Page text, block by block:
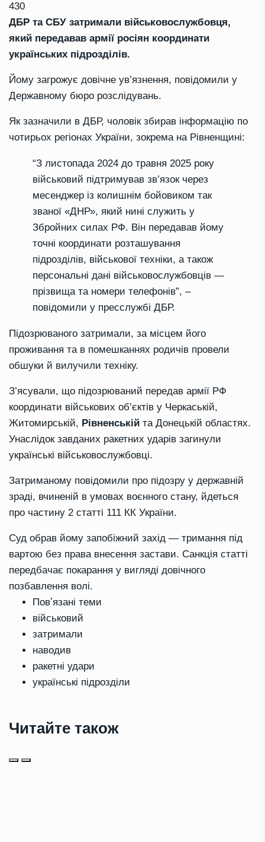
430
ДБР та СБУ затримали військовослужбовця,
який передавав армії росіян координати
українських підрозділів.
Йому загрожує довічне ув’язнення, повідомили у
Державному бюро розслідувань.
Як зазначили в ДБР, чоловік збирав інформацію по
чотирьох регіонах України, зокрема на Рівненщині:
“З листопада 2024 до травня 2025 року
військовий підтримував зв’язок через
месенджер із колишнім бойовиком так
званої «ДНР», який нині служить у
Збройних силах РФ. Він передавав йому
точні координати розташування
підрозділів, військової техніки, а також
персональні дані військовослужбовців —
прізвища та номери телефонів”, –
повідомили у пресслужбі ДБР.
Підозрюваного затримали, за місцем його
проживання та в помешканнях родичів провели
обшуки й вилучили техніку.
З’ясували, що підозрюваний передав армії РФ
координати військових об’єктів у Черкаській,
Житомирській, Рівненській та Донецькій областях.
Унаслідок завданих ракетних ударів загинули
українські військовослужбовці.
Затриманому повідомили про підозру у державній
зраді, вчиненій в умовах воєнного стану, йдеться
про частину 2 статті 111 КК України.
Суд обрав йому запобіжний захід — тримання під
вартою без права внесення застави. Санкція статті
передбачає покарання у вигляді довічного
позбавлення волі.
Повʼязані теми
військовий
затримали
наводив
ракетні удари
українські підрозділи
Читайте також